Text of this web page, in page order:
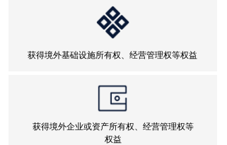
获得境外基础设施所有权、经营管理权等权益
获得境外企业或资产所有权、经营管理权等
权益
上市公司回购B股股份购汇额度行政审批